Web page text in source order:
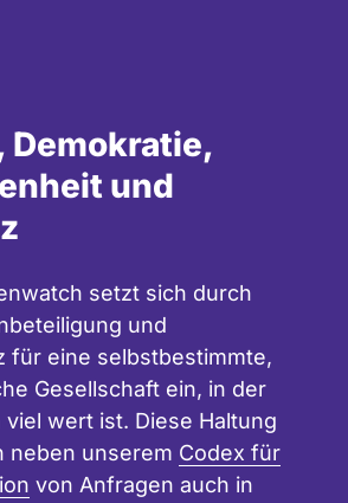
Demokratie,
und
setzt sich durch
und
für eine selbstbestimmte,
Gesellschaft ein, in der
viel wert ist. Diese Haltung
neben unserem Codex für
von Anfragen auch in